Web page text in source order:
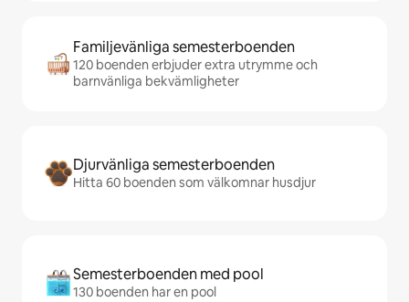
Familjevänliga semesterboenden
120 boenden erbjuder extra utrymme och
barnvänliga bekvämligheter
Djurvänliga semesterboenden
Hitta 60 boenden som välkomnar husdjur
Semesterboenden med pool
130 boenden har en pool